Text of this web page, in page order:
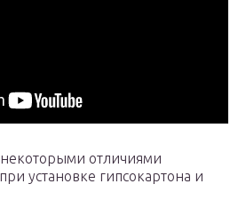
отличиями
установке гипсокартона и